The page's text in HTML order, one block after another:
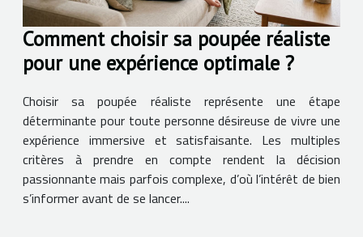
Comment choisir sa poupée réaliste
pour une expérience optimale ?
Choisir sa poupée réaliste représente une étape
déterminante pour toute personne désireuse de vivre une
expérience immersive et satisfaisante. Les multiples
critères à prendre en compte rendent la décision
passionnante mais parfois complexe, d’où l’intérêt de bien
s’informer avant de se lancer....